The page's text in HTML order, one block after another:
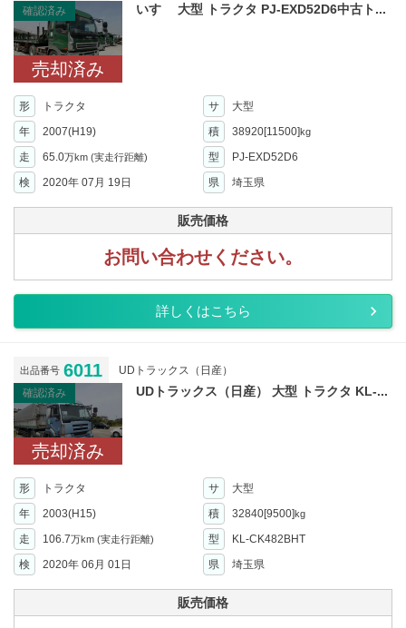
確認済み
売却済み
いすゞ 大型 トラクタ PJ-EXD52D6中古ト...
形 トラクタ サ
大型
年
2007(H19) 積 38920[11500]kg
走 65.0万km (実走行距離) 型
PJ-EXD52D6
検
2020年 07月 19日 県 埼玉県
販売価格
お問い合わせください。
詳しくはこちら
出品番号 6011
UDトラックス（日産）
確認済み
売却済み
UDトラックス（日産） 大型 トラクタ KL-...
形 トラクタ サ
大型
年
2003(H15) 積 32840[9500]kg
走 106.7万km (実走行距離) 型
KL-CK482BHT
検
2020年 06月 01日 県 埼玉県
販売価格